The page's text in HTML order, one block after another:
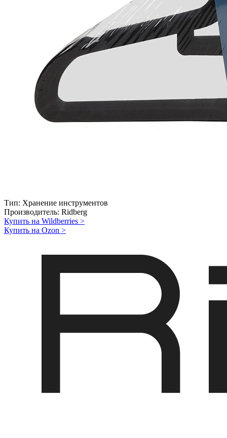
Тип: Хранение инструментов
Производитель: Ridberg
Купить на Wildberries >
Купить на Ozon >